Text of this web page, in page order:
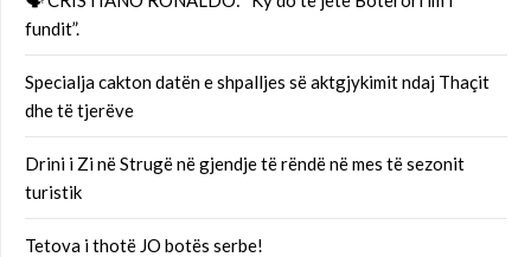
fundit”.
Specialja cakton datën e shpalljes së aktgjykimit ndaj Thaçit
dhe të tjerëve
Drini i Zi në Strugë në gjendje të rëndë në mes të sezonit
turistik
Tetova i thotë JO botës serbe!